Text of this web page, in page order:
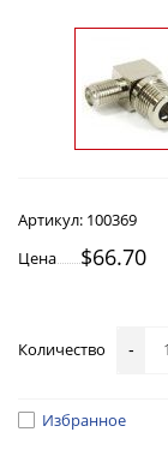
Артикул: 100369
Цена
$66.70
Количество -
Избранное